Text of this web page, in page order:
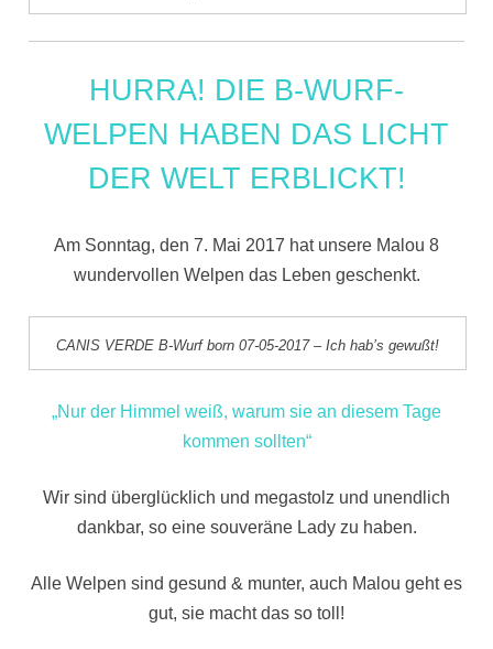
HURRA! DIE B-WURF-
WELPEN HABEN DAS LICHT
DER WELT ERBLICKT!
Am Sonntag, den 7. Mai 2017 hat unsere Malou 8
wundervollen Welpen das Leben geschenkt.
CANIS VERDE B-Wurf born 07-05-2017 – Ich hab’s gewußt!
„Nur der Himmel weiß, warum sie an diesem Tage
kommen sollten“
Wir sind überglücklich und megastolz und unendlich
dankbar, so eine souveräne Lady zu haben.
Alle Welpen sind gesund & munter, auch Malou geht es
gut, sie macht das so toll!